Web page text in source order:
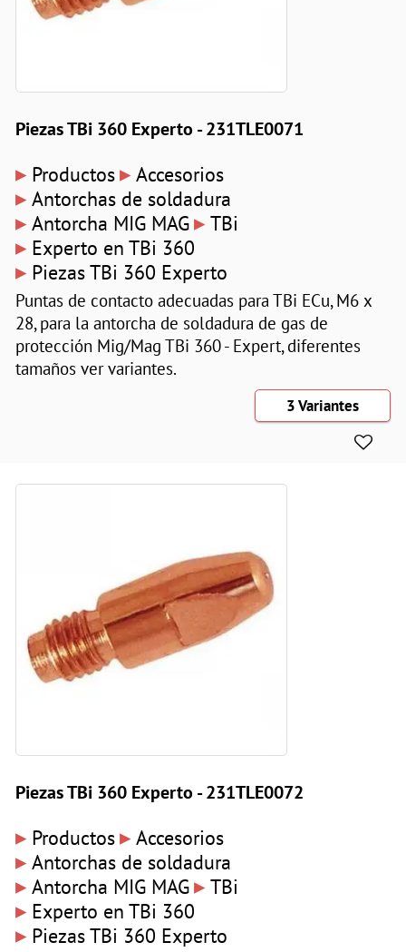
Piezas TBi 360 Experto - 231TLE0071
▸ Productos▸ Accesorios
▸ Antorchas de soldadura
▸ Antorcha MIG MAG▸ TBi
▸ Experto en TBi 360
▸ Piezas TBi 360 Experto
Puntas de contacto adecuadas para TBi ECu, M6 x
28, para la antorcha de soldadura de gas de
protección Mig/Mag TBi 360 - Expert, diferentes
tamaños ver variantes.
3 Variantes
Piezas TBi 360 Experto - 231TLE0072
▸ Productos▸ Accesorios
▸ Antorchas de soldadura
▸ Antorcha MIG MAG▸ TBi
▸ Experto en TBi 360
▸ Piezas TBi 360 Experto